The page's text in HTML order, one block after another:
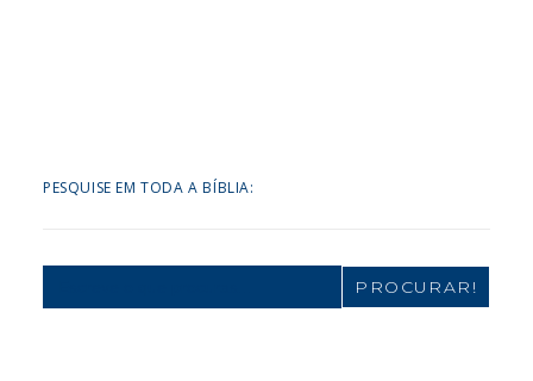
PESQUISE EM TODA A BÍBLIA:
Search